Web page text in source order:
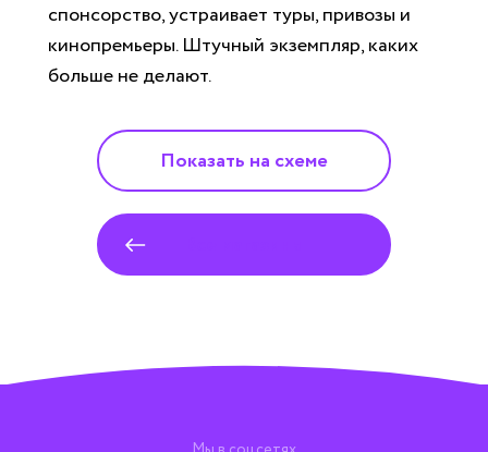
Показать на схеме
спонсорство, устраивает туры, привозы и
кинопремьеры. Штучный экземпляр, каких
больше не делают.